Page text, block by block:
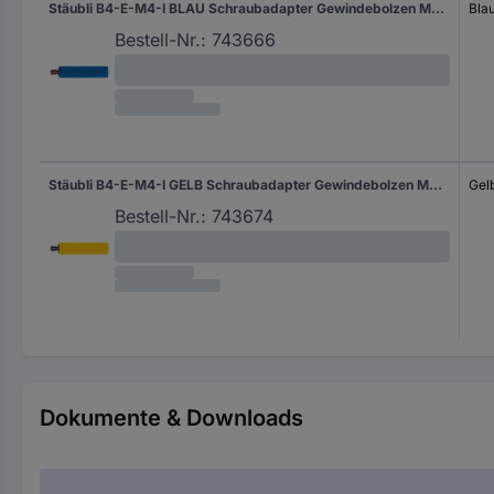
Stäubli B4-E-M4-I BLAU Schraubadapter Gewindebolzen M4 - Buchse 4 mm Blau 1 St.
Bestell-Nr.: 743666
Stäubli B4-E-M4-I GELB Schraubadapter Gewindebolzen M4 - Buchse 4 mm Gelb 1 St.
Bestell-Nr.: 743674
Dokumente & Downloads